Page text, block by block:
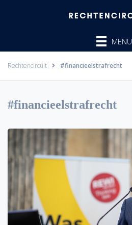
MENU
Rechtencircuit #financieelstrafrecht
#financieelstrafrecht